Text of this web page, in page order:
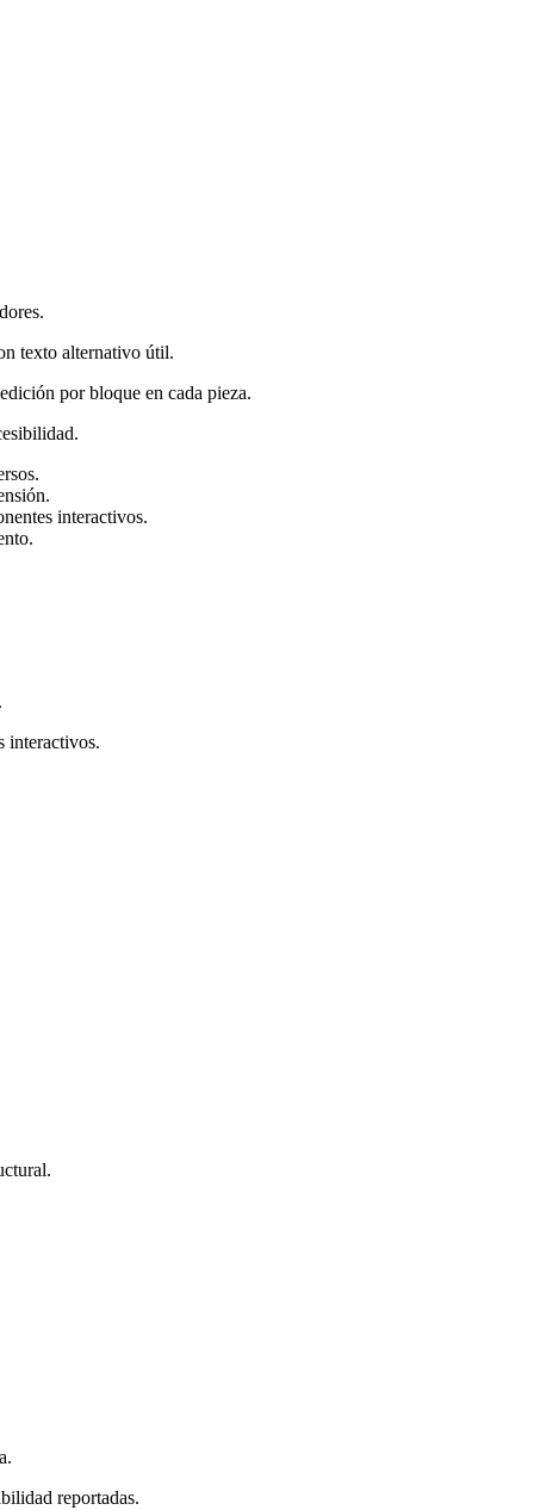
texto alternativo útil.
por bloque en cada pieza.
interactivos.
interactivos.
reportadas.